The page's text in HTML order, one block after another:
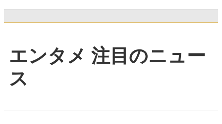
エンタメ 注目のニュー
ス